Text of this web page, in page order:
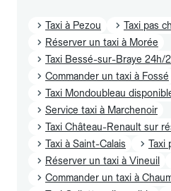
Taxi à Pezou
Taxi pas
Réserver un taxi à Morée
Taxi Bessé-sur-Braye 24h/
Commander un taxi à Fossé
Taxi Mondoubleau
Service taxi à Marchenoir
Taxi Château-Renault sur
Taxi à Saint-Calais
Taxi
Réserver un taxi à Vineuil
Commander un taxi à